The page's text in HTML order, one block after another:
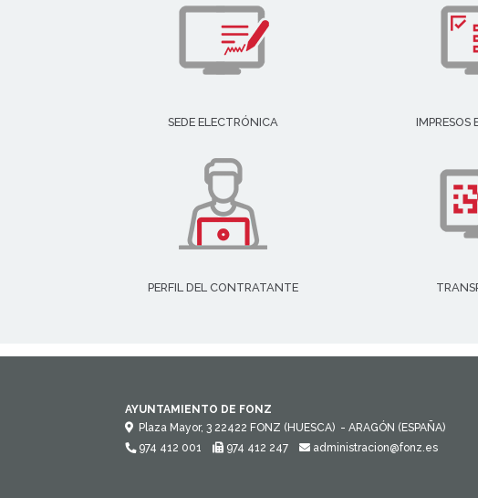
SEDE ELECTRÓNICA IMPRESOS
PERFIL DEL CONTRATANTE
AYUNTAMIENTO DE FONZ
Plaza Mayor, 3 22422 FONZ (HUESCA) - ARAGÓN (ESPAÑA)
974 412 001
974 412 247 administracion@fonz.es